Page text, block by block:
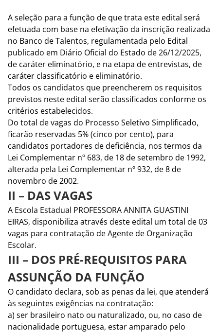
A seleção para a função de que trata este edital será
efetuada com base na efetivação da inscrição realizada
no Banco de Talentos, regulamentada pelo Edital
publicado em Diário Oficial do Estado de 26/12/2025,
de caráter eliminatório, e na etapa de entrevistas, de
caráter classificatório e eliminatório.
Todos os candidatos que preencherem os requisitos
previstos neste edital serão classificados conforme os
critérios estabelecidos.
Do total de vagas do Processo Seletivo Simplificado,
ficarão reservadas 5% (cinco por cento), para
candidatos portadores de deficiência, nos termos da
Lei Complementar nº 683, de 18 de setembro de 1992,
alterada pela Lei Complementar nº 932, de 8 de
novembro de 2002.
II – DAS VAGAS
A Escola Estadual PROFESSORA ANNITA GUASTINI
EIRAS, disponibiliza através deste edital um total de 03
vagas para contratação de Agente de Organização
Escolar.
III – DOS PRÉ-REQUISITOS PARA
ASSUNÇÃO DA FUNÇÃO
O candidato declara, sob as penas da lei, que atenderá
às seguintes exigências na contratação:
a) ser brasileiro nato ou naturalizado, ou, no caso de
nacionalidade portuguesa, estar amparado pelo